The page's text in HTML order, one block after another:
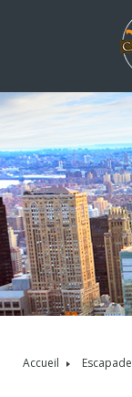
Accueil Escapade